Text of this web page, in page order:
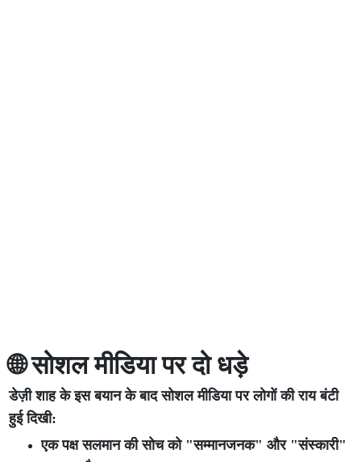
🌐 सोशल मीडिया पर दो धड़े
डेज़ी शाह के इस बयान के बाद सोशल मीडिया पर लोगों की राय बंटी
हुई दिखी:
एक पक्ष सलमान की सोच को "सम्मानजनक" और "संस्कारी"